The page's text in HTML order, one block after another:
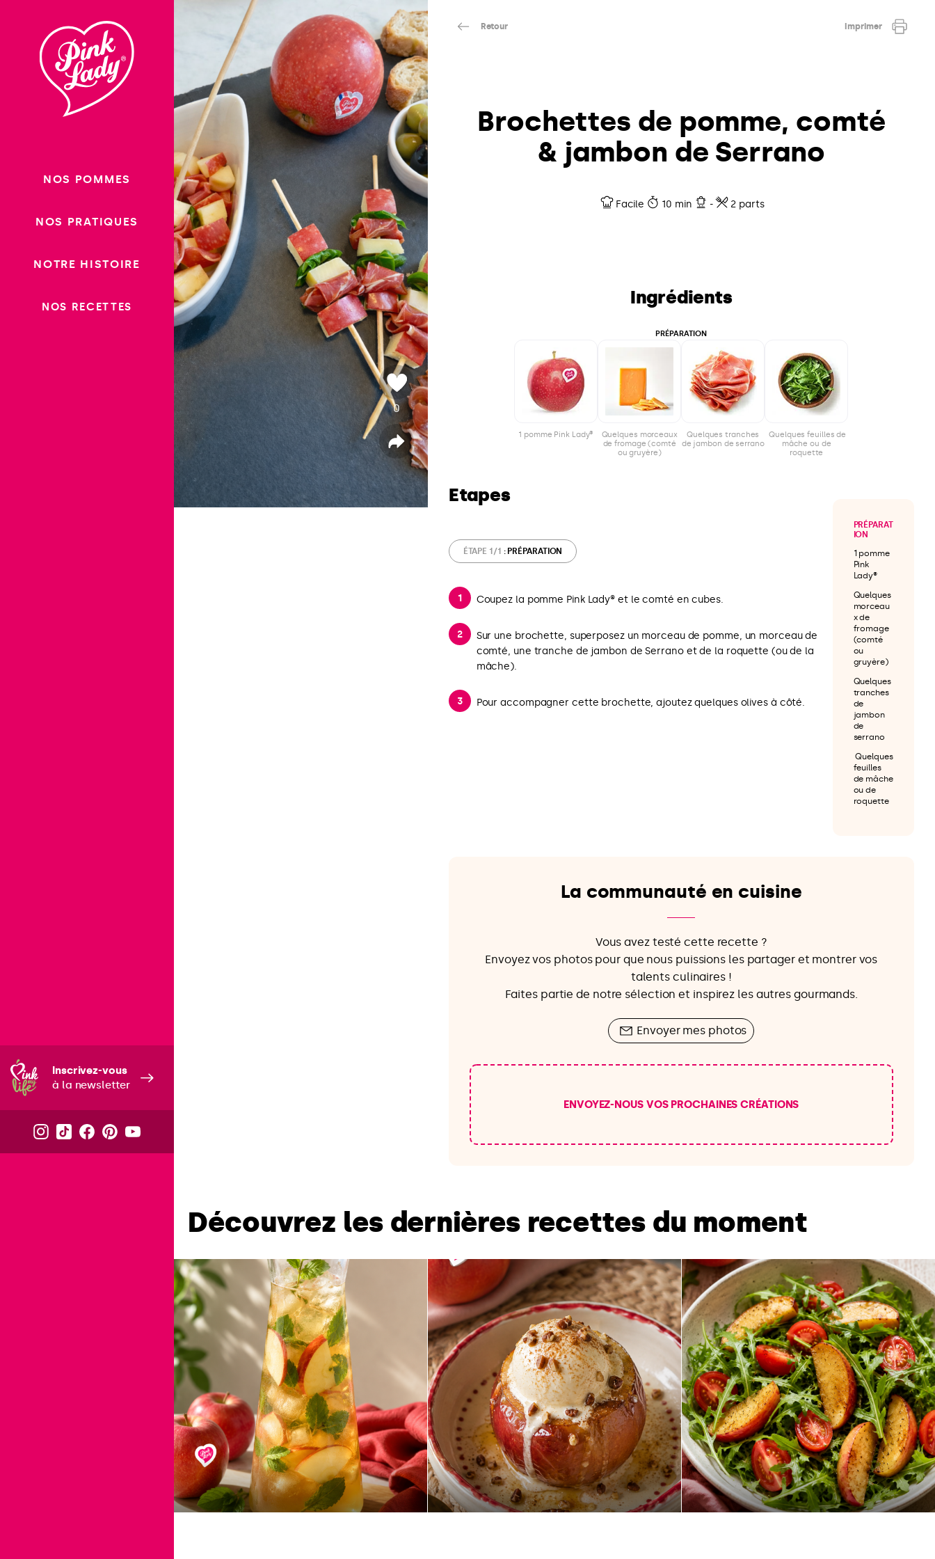
contenu
NOS POMMES
NOS PRATIQUES
NOTRE HISTOIRE
NOS RECETTES
Inscrivez-vous
à la newsletter
0
o
t
e
P
g
r
Retour Imprimer
Brochettes de pomme, comté
& jambon de Serrano
Facile 10 min - 2 parts
Ingrédients
PRÉPARATION
1 pomme Pink Lady®
Quelques morceaux
de fromage (comté
ou gruyère)
Quelques tranches
de jambon de serrano
Quelques feuilles de
mâche ou de
roquette
Etapes
ÉTAPE 1/1 : PRÉPARATION
Coupez la pomme Pink Lady® et le comté en cubes.
Sur une brochette, superposez un morceau de pomme, un morceau de
comté, une tranche de jambon de Serrano et de la roquette (ou de la
mâche).
Pour accompagner cette brochette, ajoutez quelques olives à côté.
PRÉPARAT
ION
1 pomme
Pink
Lady®
Quelques
morceau
x de
fromage
(comté
ou
gruyère)
Quelques
tranches
de
jambon
de
serrano
Quelques
feuilles
de mâche
ou de
roquette
La communauté en cuisine
Vous avez testé cette recette ?
Envoyez vos photos pour que nous puissions les partager et montrer vos
talents culinaires !
Faites partie de notre sélection et inspirez les autres gourmands.
Envoyer mes photos
ENVOYEZ-NOUS VOS PROCHAINES CRÉATIONS
Découvrez les dernières recettes du moment